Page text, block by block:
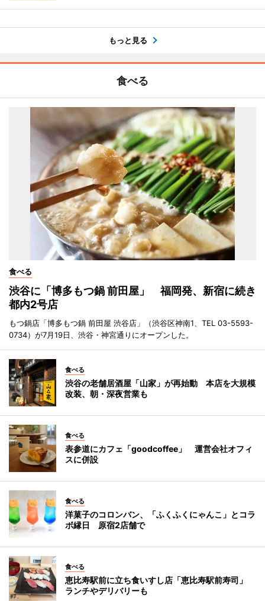
もっと見る
食べる
食べる
渋谷に「博多もつ鍋 前田屋」 福岡発、新宿に続き
都内2号店
もつ鍋店「博多もつ鍋 前田屋 渋谷店」（渋谷区神南1、TEL 03-5593-
0734）が7月19日、渋谷・神宮通りにオープンした。
食べる
渋谷の老舗居酒屋「山家」が再始動 本店を大規模
改装、朝・深夜営業も
食べる
表参道にカフェ「goodcoffee」 運営会社オフィ
スに併設
食べる
洋菓子のコロンバン、「ふくふくにゃんこ」とコラ
ボ縁日 原宿2店舗で
食べる
恵比寿駅前に立ち食いすし店「恵比寿駅前寿司」
ランチやデリバリーも